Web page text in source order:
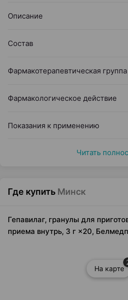
Описание
Состав
Фармакотерапевтическая группа
Фармакологическое действие
Показания к применению
Читать
Где купить Минск
Гепавилаг, гранулы для
приема внутрь, 3 г ×20,
На карте